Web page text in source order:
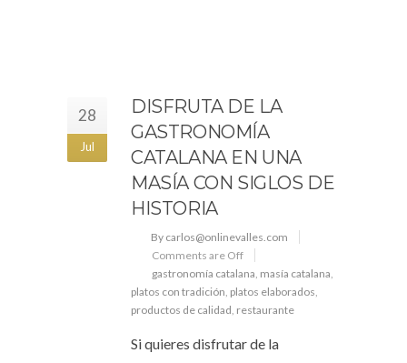
28
Jul
DISFRUTA DE LA
GASTRONOMÍA
CATALANA EN UNA
MASÍA CON SIGLOS DE
HISTORIA
By carlos@onlinevalles.com
Comments are Off
gastronomía catalana, masía catalana,
platos con tradición, platos elaborados,
productos de calidad, restaurante
Si quieres disfrutar de la